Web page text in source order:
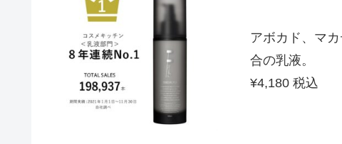
アボカド、マ
合の乳液。
¥4,180 税込